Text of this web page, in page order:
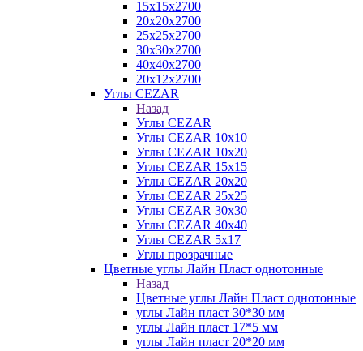
15х15х2700
20х20х2700
25х25х2700
30х30х2700
40х40х2700
20х12х2700
Углы CEZAR
Назад
Углы CEZAR
Углы CEZAR 10х10
Углы CEZAR 10х20
Углы CEZAR 15х15
Углы CEZAR 20х20
Углы CEZAR 25х25
Углы CEZAR 30х30
Углы CEZAR 40х40
Углы CEZAR 5х17
Углы прозрачные
Цветные углы Лайн Пласт однотонные
Назад
Цветные углы Лайн Пласт однотонные
углы Лайн пласт 30*30 мм
углы Лайн пласт 17*5 мм
углы Лайн пласт 20*20 мм